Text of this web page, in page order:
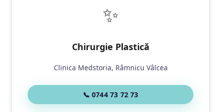
✨
Chirurgie Plastică
Clinica Medstoria, Râmnicu Vâlcea
📞 0744 73 72 73